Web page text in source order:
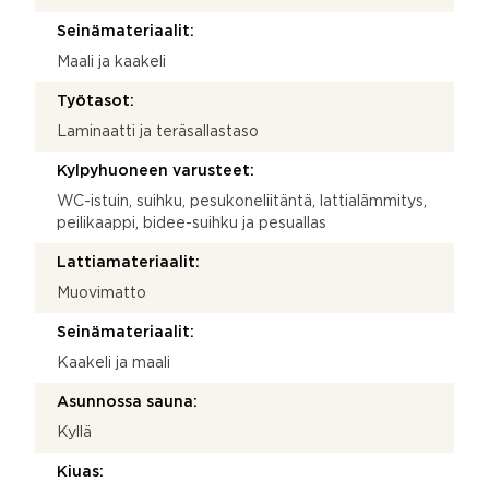
Seinämateriaalit:
Maali ja kaakeli
Työtasot:
Laminaatti ja teräsallastaso
Kylpyhuoneen varusteet:
WC-istuin, suihku, pesukoneliitäntä, lattialämmitys,
peilikaappi, bidee-suihku ja pesuallas
Lattiamateriaalit:
Muovimatto
Seinämateriaalit:
Kaakeli ja maali
Asunnossa sauna:
Kyllä
Kiuas: